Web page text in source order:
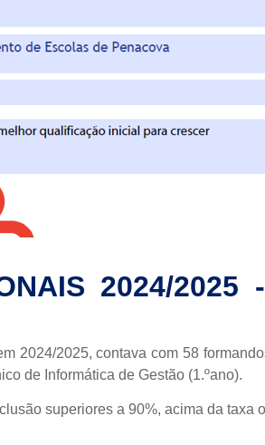
2024/
2024/2025, contava com 58
de Informática de Gestão (1.ºano).
superiores a 90%, acima da